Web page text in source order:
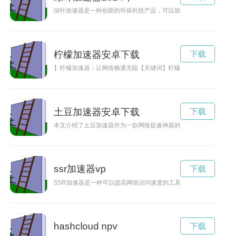
绿叶加速器是一种创新的环保科技产品，可以加速植物的生长
柠檬加速器安卓下载
】柠檬加速器：让网络畅通无阻【关键词】柠檬加速器、网络
下载
土豆加速器安卓下载
本文介绍了土豆加速器作为一款网络提速神器的功能和优势，
下载
ssr加速器vp
SSR加速器是一种可以提高网络访问速度的工具，通过加密技
下载
hashcloud npv 下载